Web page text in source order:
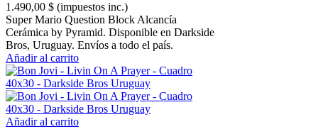
1.490,00 $ (impuestos inc.)
Super Mario Question Block Alcancía
Cerámica by Pyramid. Disponible en Darkside
Bros, Uruguay. Envíos a todo el país.
Añadir al carrito
Añadir al carrito